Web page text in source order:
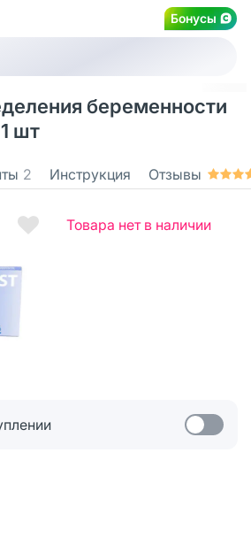
Бонусы
беременности
шт
2 Инструкция Отзывы
Товара нет в наличии